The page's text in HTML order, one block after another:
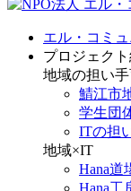
エル・コミ
プロジェク
地域の担い
鯖江市
学生団
ITの担
地域×IT
Hana道
Hana工